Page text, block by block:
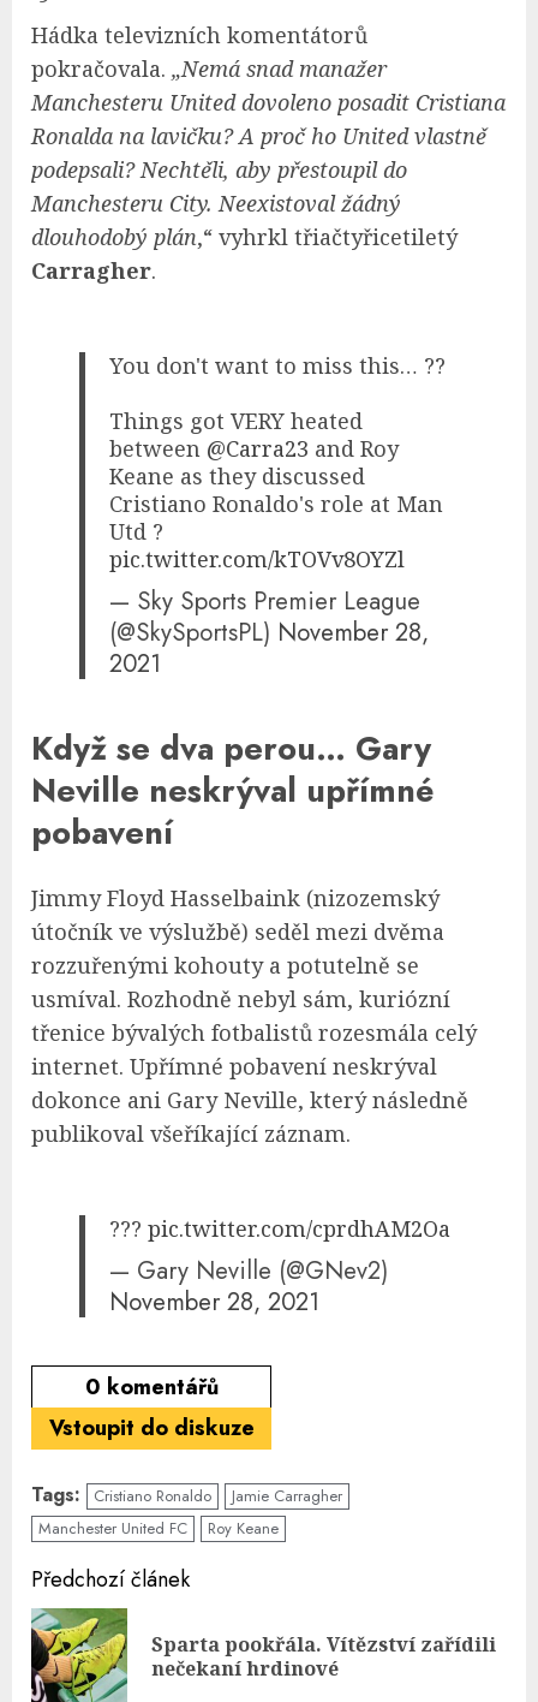
Hádka televizních komentátorů
pokračovala. „Nemá snad manažer
Manchesteru United dovoleno posadit Cristiana
Ronalda na lavičku? A proč ho United vlastně
podepsali? Nechtěli, aby přestoupil do
Manchesteru City. Neexistoval žádný
dlouhodobý plán,“ vyhrkl třiačtyřicetiletý
Carragher.
You don't want to miss this… ??
Things got VERY heated
between @Carra23 and Roy
Keane as they discussed
Cristiano Ronaldo's role at Man
Utd ?
pic.twitter.com/kTOVv8OYZl
— Sky Sports Premier League
(@SkySportsPL) November 28,
2021
Když se dva perou… Gary
Neville neskrýval upřímné
pobavení
Jimmy Floyd Hasselbaink (nizozemský
útočník ve výslužbě) seděl mezi dvěma
rozzuřenými kohouty a potutelně se
usmíval. Rozhodně nebyl sám, kuriózní
třenice bývalých fotbalistů rozesmála celý
internet. Upřímné pobavení neskrýval
dokonce ani Gary Neville, který následně
publikoval všeříkající záznam.
???pic.twitter.com/cprdhAM2Oa
— Gary Neville (@GNev2)
November 28, 2021
0 komentářů
Vstoupit do diskuze
Tags: Cristiano Ronaldo
Jamie Carragher
Manchester United FC
Roy Keane
Continue
Reading
Předchozí článek
Sparta pookřála. Vítězství zařídili
nečekaní hrdinové